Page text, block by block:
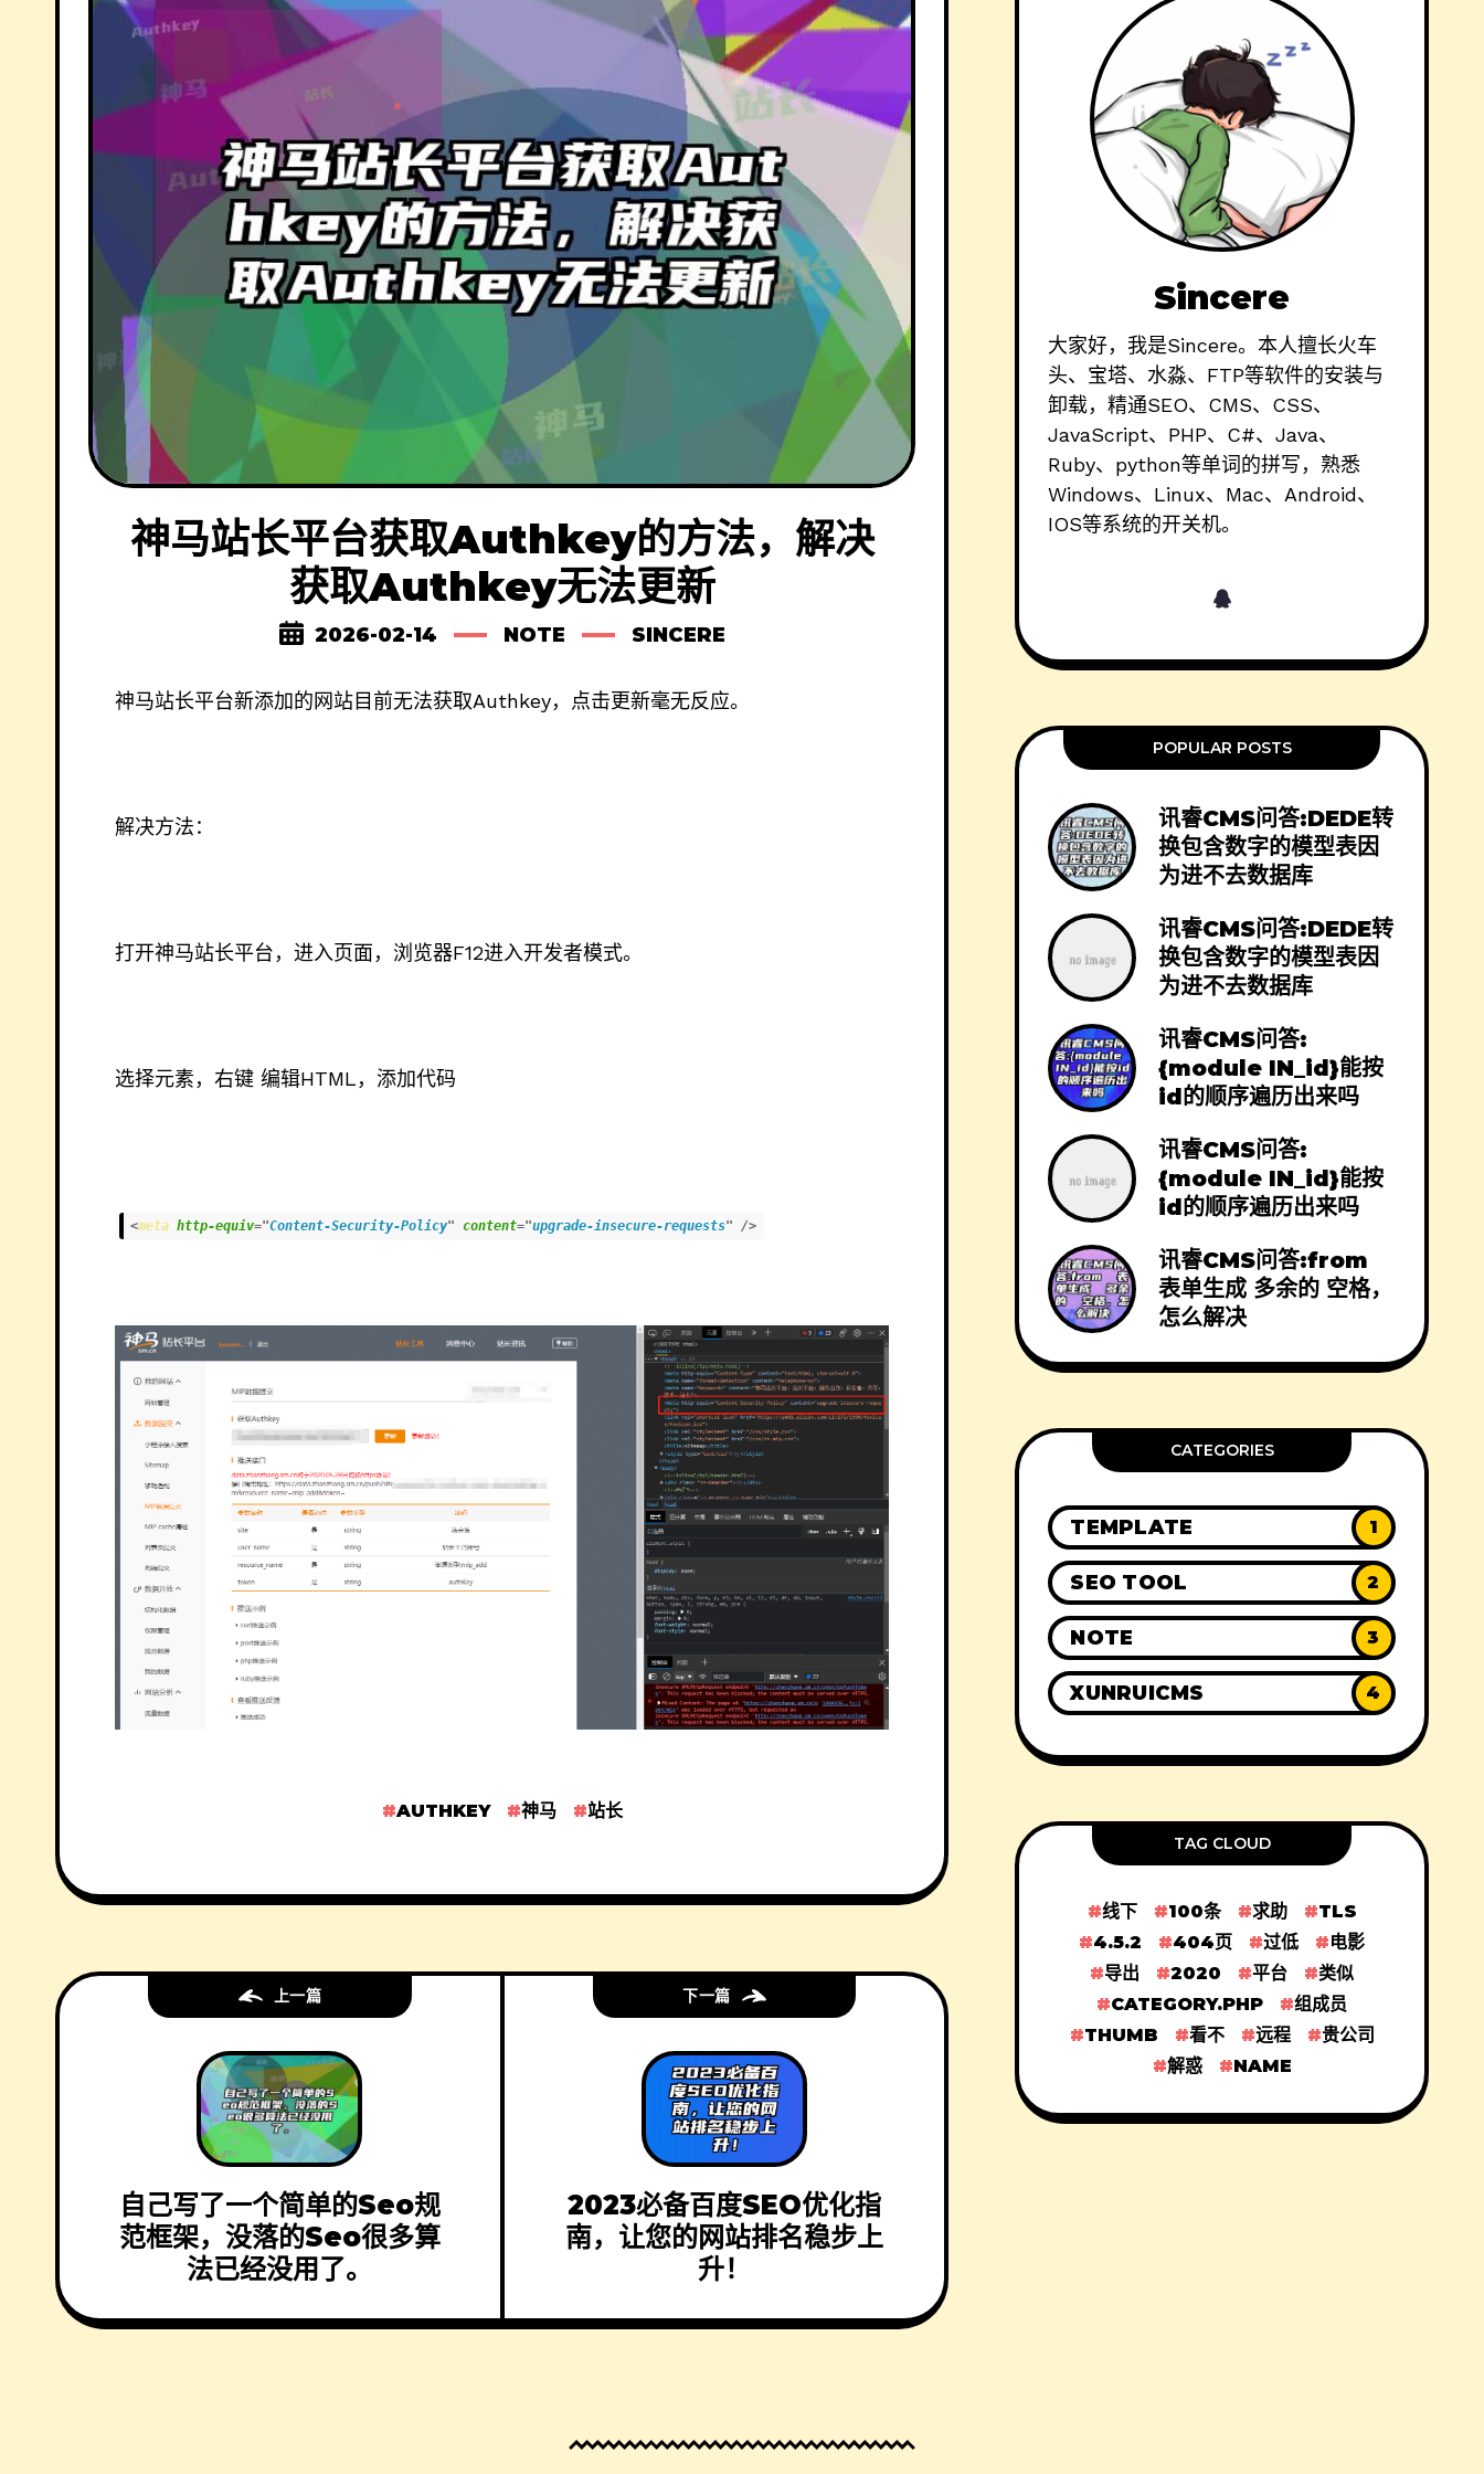
神马站长平台获取Authkey的方法，解决
获取Authkey无法更新
2026-02-14 NOTE SINCERE
神马站长平台新添加的网站目前无法获取Authkey，点击更新毫无反应。
解决方法：
打开神马站长平台，进入页面，浏览器F12进入开发者模式。
选择元素，右键 编辑HTML，添加代码
<meta http-equiv="Content-Security-Policy" content="upgrade-insecure-requests" />
AUTHKEY 神马 站长
上一篇
自己写了一个简单的Seo规
范框架，没落的Seo很多算
法已经没用了。
下一篇
2023必备百度SEO优化指
南，让您的网站排名稳步上
升！
Sincere
大家好，我是Sincere。本人擅长火车
头、宝塔、水淼、FTP等软件的安装与
卸载，精通SEO、CMS、CSS、
JavaScript、PHP、C#、Java、
Ruby、python等单词的拼写，熟悉
Windows、Linux、Mac、Android、
IOS等系统的开关机。
POPULAR POSTS
讯睿CMS问答:DEDE转
换包含数字的模型表因
为进不去数据库
讯睿CMS问答:DEDE转
换包含数字的模型表因
为进不去数据库
讯睿CMS问答:
{module IN_id}能按
id的顺序遍历出来吗
讯睿CMS问答:
{module IN_id}能按
id的顺序遍历出来吗
讯睿CMS问答:from
表单生成 多余的 空格，
怎么解决
CATEGORIES
TEMPLATE 1
SEO TOOL 2
NOTE 3
XUNRUICMS 4
TAG CLOUD
线下 100条 求助
TLS
4.5.2
404页 过低
电影
导出
2020 平台
类似
CATEGORY.PHP
组成员
THUMB
看不 远程
贵公司
解惑
NAME